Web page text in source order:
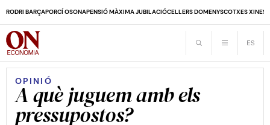
RODRI BARÇAPORCÍ OSONAPENSIÓ MÀXIMA JUBILACIÓCELLERS DOMENYSCOTXES
OPINIÓ
​​​​​​​A què juguem amb els
pressupostos?